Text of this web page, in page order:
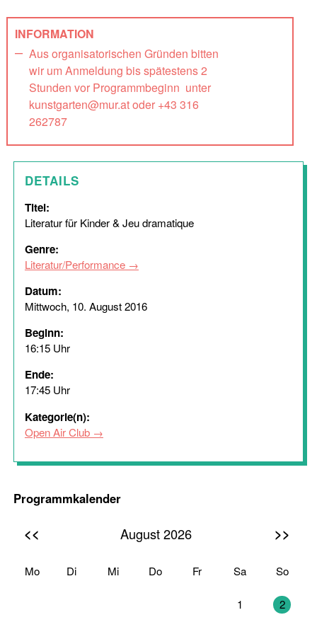
INFORMATION
Aus organisatorischen Gründen bitten
wir um Anmeldung bis spätestens 2
Stunden vor Programmbeginn unter
kunstgarten@mur.at oder +43 316
262787
DETAILS
Titel:
Literatur für Kinder & Jeu dramatique
Genre:
Literatur/Performance
Datum:
Mittwoch, 10. August 2016
Beginn:
16:15 Uhr
Ende:
17:45 Uhr
Kategorie(n):
Open Air Club
Programmkalender
<< August 2026 >>
Mo Di Mi Do Fr Sa So
1 2